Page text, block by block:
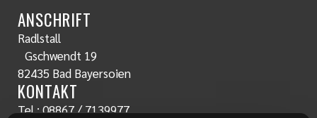
ANSCHRIFT
Radlstall
Gschwendt 19
82435 Bad Bayersoien
KONTAKT
Tel.:08867 / 7139977